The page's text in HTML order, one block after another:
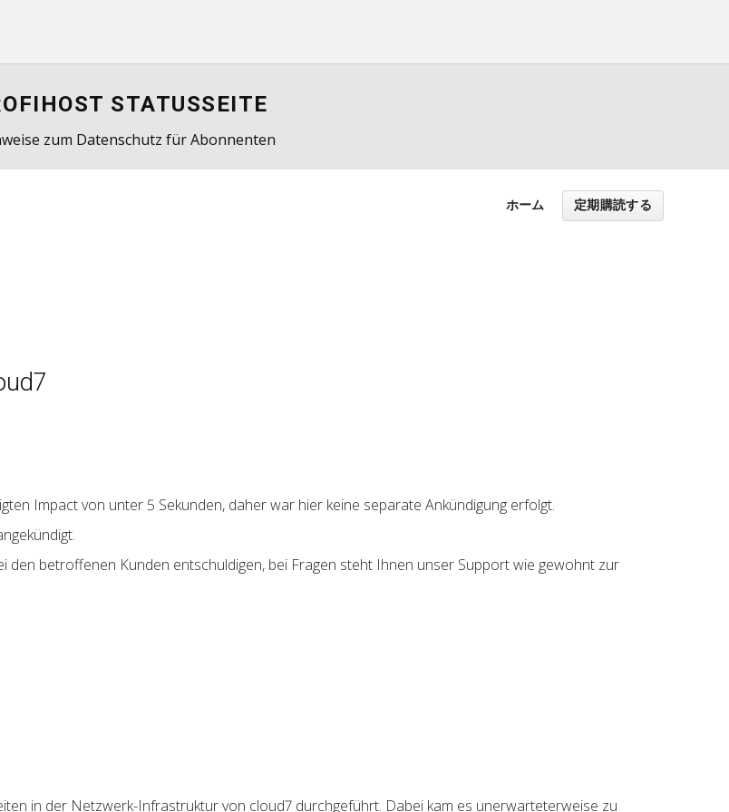
STATUSSEITE
zum Datenschutz für Abonnenten
ホーム 定期購読する
Impact von unter 5 Sekunden, daher war hier keine separate Ankündigung erfolgt.
betroffenen Kunden entschuldigen, bei Fragen steht Ihnen unser Support wie gewohnt zur
in der Netzwerk-Infrastruktur von cloud7 durchgeführt. Dabei kam es unerwarteterweise zu